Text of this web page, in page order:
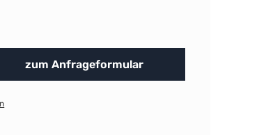
Anzahl: Gib den
zum Anfrageformular